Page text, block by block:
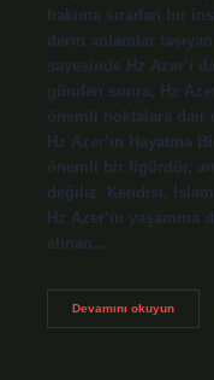
bakıma sıradan bir
derin anlamlar
sayesinde Hz Azer’i
günden sonra, Hz
önemli noktalara dair
Hz Azer’in Hayatına
önemli bir figürdür,
değiliz. Kendisi,
Hz Azer’in yaşamına
alınan…
Devamını okuyunHz
Azer